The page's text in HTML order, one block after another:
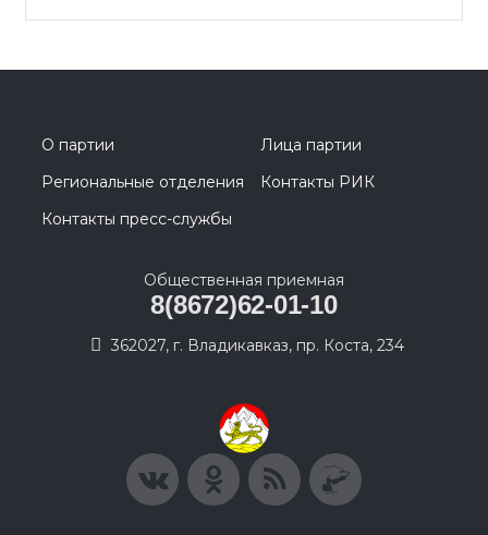
О партии
Лица партии
Региональные отделения
Контакты РИК
Контакты пресс-службы
Общественная приемная
8(8672)62-01-10
362027, г. Владикавказ, пр. Коста, 234